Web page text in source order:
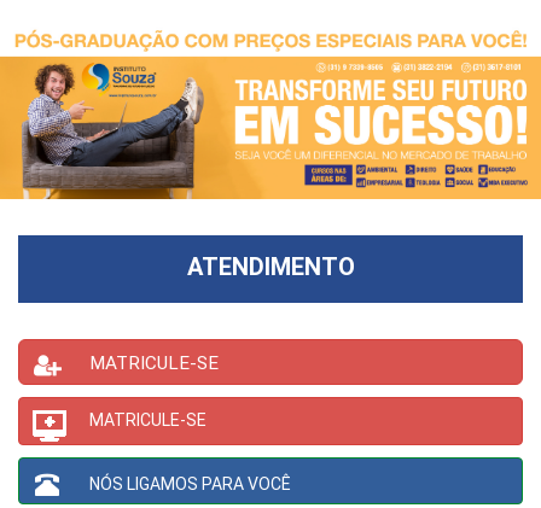
ATENDIMENTO
MATRICULE-SE
MATRICULE-SE
NÓS LIGAMOS PARA VOCÊ